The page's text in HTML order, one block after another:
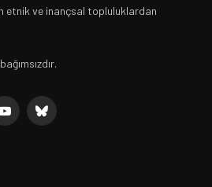
etnik ve inançsal topluluklardan
YouTubeBluesky